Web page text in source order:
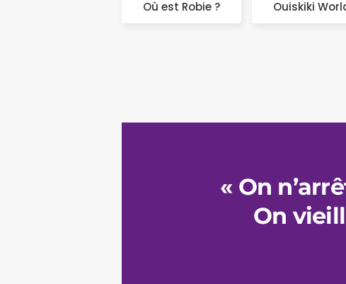
Où est Robie ? Ouiskiki
« On
On